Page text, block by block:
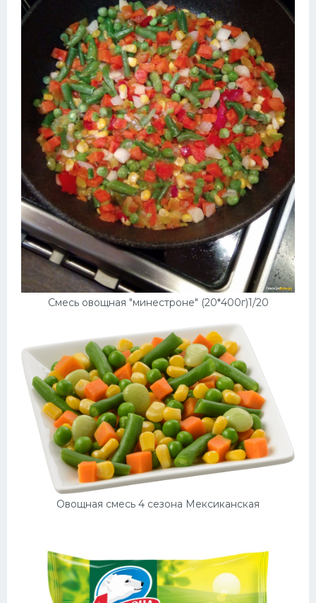
Смесь овощная "минестроне" (20*400г)1/20
Овощная смесь 4 сезона Мексиканская